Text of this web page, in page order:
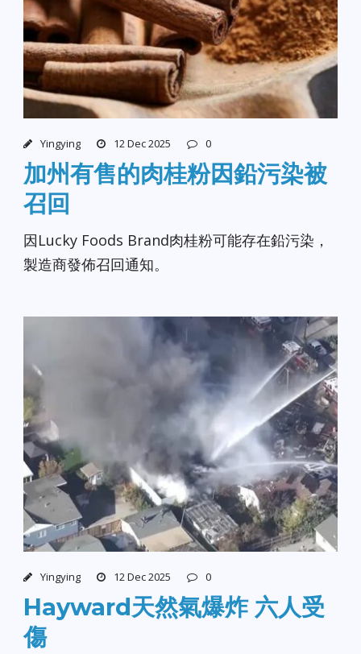
Yingying 12 Dec 2025 0
加州有售的肉桂粉因鉛污染被
召回
因Lucky Foods Brand肉桂粉可能存在鉛污染，
製造商發佈召回通知。
Yingying 12 Dec 2025 0
Hayward天然氣爆炸 六人受
傷